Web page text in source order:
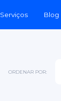
Serviços Blog
ORDENAR POR: